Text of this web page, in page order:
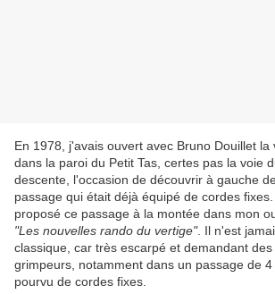
En 1978, j'avais ouvert avec Bruno Douillet la
dans la paroi du Petit Tas, certes pas la voie
descente, l'occasion de découvrir à gauche
passage qui était déjà équipé de cordes
proposé ce passage à la montée dans mon
"Les nouvelles rando du vertige". Il n'est
classique, car très escarpé et demandant
grimpeurs, notamment dans un passage de
pourvu de cordes fixes.